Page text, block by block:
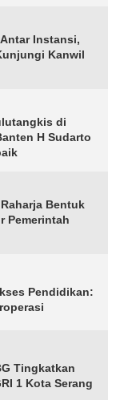
Instansi,
Kanwil
di
H Sudarto
Bentuk
Pemerintah
Pendidikan:
Tingkatkan
1 Kota Serang